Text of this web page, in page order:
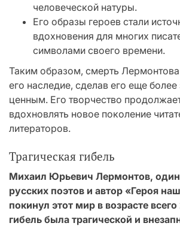
человеческой натуры.
Его образы героев стали
вдохновения для многих
символами своего времени.
Таким образом, смерть
его наследие, сделав его еще
ценным. Его творчество
вдохновлять новое поколение
литераторов.
Трагическая гибель
Михаил Юрьевич Лермонтов,
русских поэтов и автор «Героя
покинул этот мир в возрасте всего
гибель была трагической и